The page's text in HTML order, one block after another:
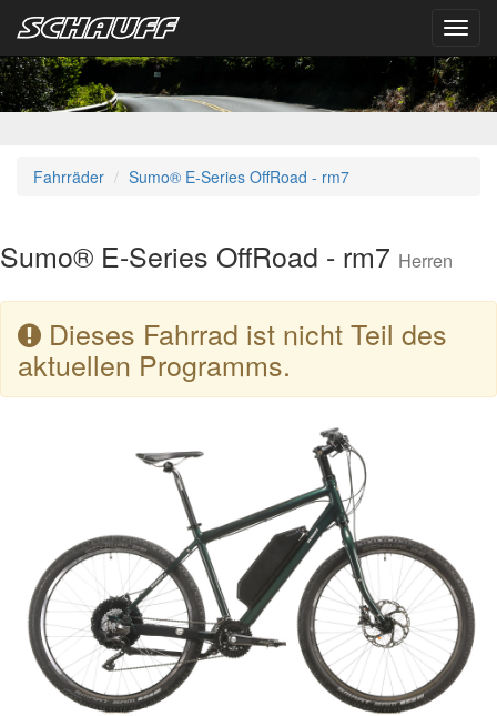
Fahrräder Sumo® E-Series OffRoad - rm7
Sumo® E-Series OffRoad - rm7 Herren
Dieses Fahrrad ist nicht Teil des
aktuellen Programms.